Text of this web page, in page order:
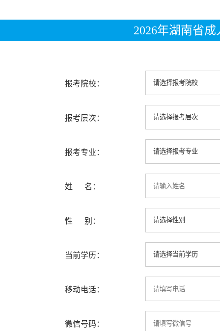
2026年湖南省
报考院校：
报考层次：
报考专业：
姓 名：
性 别：
当前学历：
移动电话：
微信号码：